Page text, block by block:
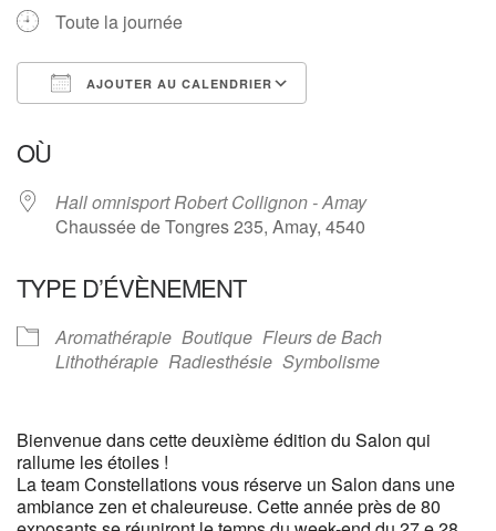
Toute la journée
AJOUTER AU CALENDRIER
OÙ
Hall omnisport Robert Collignon - Amay
Chaussée de Tongres 235, Amay, 4540
TYPE D’ÉVÈNEMENT
Aromathérapie Boutique Fleurs de Bach
Lithothérapie Radiesthésie Symbolisme
Bienvenue dans cette deuxième édition du Salon qui
rallume les étoiles !
La team Constellations vous réserve un Salon dans une
ambiance zen et chaleureuse. Cette année près de 80